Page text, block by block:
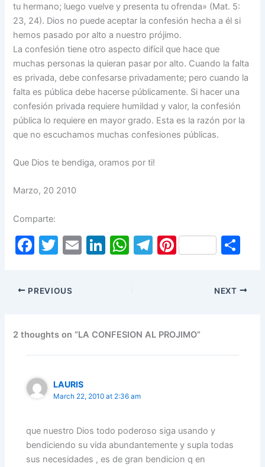
tu hermano; luego vuelve y presenta tu ofrenda» (Mat. 5:
23, 24). Dios no puede aceptar la confesión hecha a él si
hemos pasado por alto a nuestro prójimo.
La confesión tiene otro aspecto difícil que hace que
muchas personas la quieran pasar por alto. Cuando la falta
es privada, debe confesarse privadamente; pero cuando la
falta es pública debe hacerse públicamente. Si hacer una
confesión privada requiere humildad y valor, la confesión
pública lo requiere en mayor grado. Esta es la razón por la
que no escuchamos muchas confesiones públicas.
Que Dios te bendiga, oramos por ti!
Marzo, 20 2010
Comparte:
F
c
e
o
o
k
T
itt
er
E
Li
n
W
p
p
T
m
Pi
ar
PREVIOUS NEXT
2 thoughts on “LA CONFESION AL PROJIMO”
LAURIS
March 22, 2010 at 2:36 am
que nuestro Dios todo poderoso siga usando y
bendiciendo su vida abundantemente y supla todas
sus necesidades , es de gran bendicion q en